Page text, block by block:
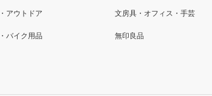
アウトドア 文房具・オフィス・手芸
バイク用品 無印良品